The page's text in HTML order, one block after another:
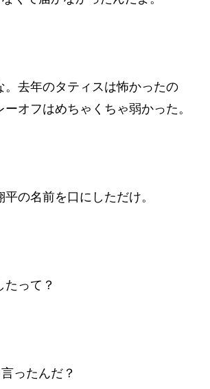
。去年のタティスは怖かったの
オフはめちゃくちゃ弱かった。
平の名前を口にしただけ。
たって？
ったんだ？